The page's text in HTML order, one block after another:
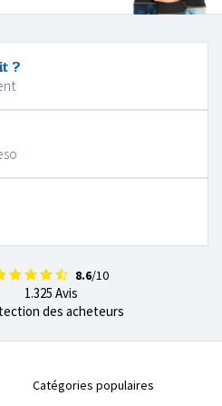
?
8.6/10
1.325 Avis
des acheteurs
Catégories populaires